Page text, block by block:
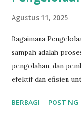
Agustus 11, 2025
Bagaimana
sampah adalah
pengolahan, dan
efektif dan efisien
Sampah Tujuan
BERBAGI POSTING